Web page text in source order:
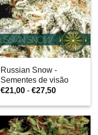
Russian Snow -
Sementes de visão
€21,00 - €27,50Gama
preços:
€21,00
a
€27,50